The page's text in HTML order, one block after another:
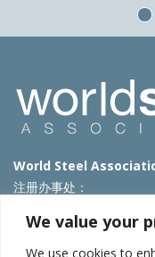
We value your
We use cookies to
World Steel
注册办事处：
T: +32 2 702 89 00 – E: